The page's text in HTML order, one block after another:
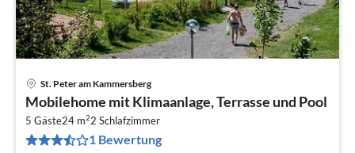
St. Peter am Kammersberg
Mobilehome mit Klimaanlage, Terrasse und Pool
5 Gäste24 m22 Schlafzimmer
1 Bewertung